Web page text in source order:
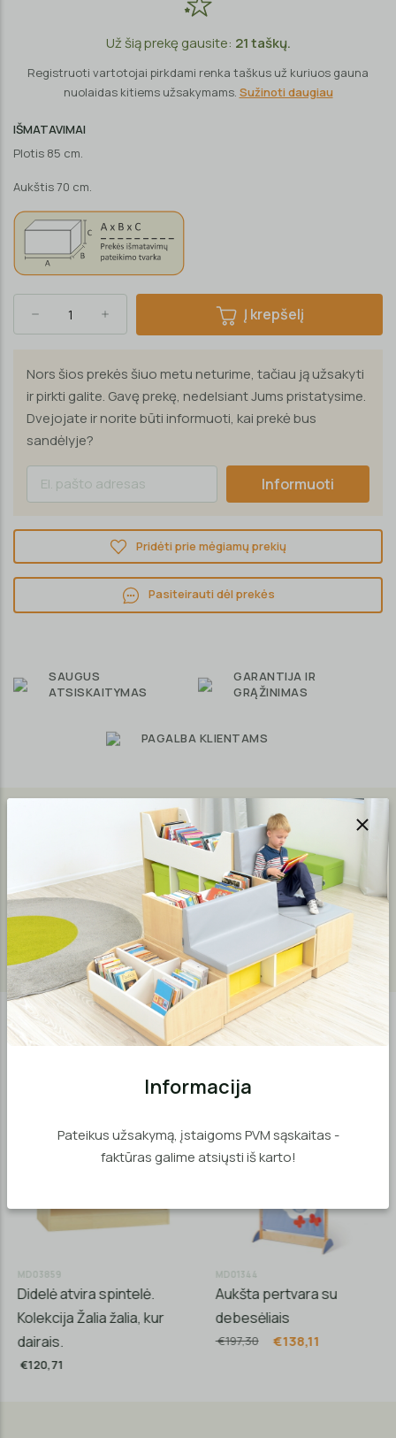
Už šią prekę gausite: 21taškų.
Registruoti vartotojai pirkdami renka taškus už kuriuos gauna
nuolaidas kitiems užsakymams. Sužinoti daugiau
IŠMATAVIMAI
Plotis 85 cm.
Aukštis 70 cm.
Į krepšelį
Nors šios prekės šiuo metu neturime, tačiau ją užsakyti
ir pirkti galite. Gavę prekę, nedelsiant Jums pristatysime.
Dvejojate ir norite būti informuoti, kai prekė bus
sandėlyje?
Informuoti
Pridėti prie mėgiamų prekių
Pasiteirauti dėl prekės
SAUGUS
ATSISKAITYMAS
GARANTIJA IR
GRĄŽINIMAS
PAGALBA KLIENTAMS
Aprašymas Garantija
Skydelyje yra 2 krepšiai, kuriuose paslėptus įvairius daiktus,
vaikai turi atpažinti liečiant. Tinka sensorinio namelio
MD03005 sienoms. Namelis parduodamas atskirai.
Panašios prekės
MD03859
Didelė atvira spintelė.
Kolekcija Žalia žalia, kur
dairais.
€120,71
MD01344
Aukšta pertvara su
debesėliais
€197,30 €138,11
Informacija
Pateikus užsakymą, įstaigoms PVM sąskaitas -
faktūras galime atsiųsti iš karto!